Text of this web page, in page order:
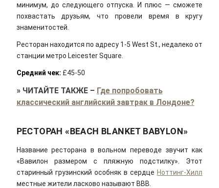
минимум, до следующего отпуска. И плюс — сможете
похвастать друзьям, что провели время в кругу
знаменитостей.
Ресторан находится по адресу 1-5 West St., недалеко от
станции метро Leicester Square.
Средний чек: £45-50
» ЧИТАЙТЕ ТАКЖЕ– Где попробовать
классический английский завтрак в Лондоне?
РЕСТОРАН «BEACH BLANKET BABYLON»
Название ресторана в вольном переводе звучит как
«Вавилон размером с пляжную подстилку». Этот
старинный грузинский особняк в сердце Ноттинг-Хилл
местные жители ласково называют BBB.